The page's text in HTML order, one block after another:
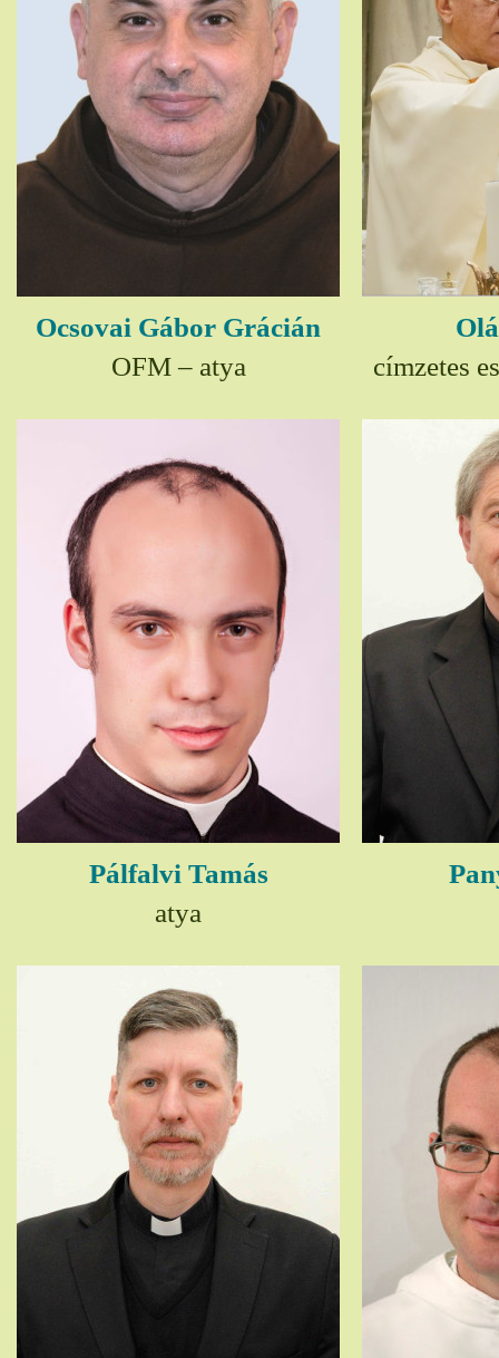
Ocsovai Gábor Grácián
OFM – atya
címzetes
Pálfalvi Tamás
atya